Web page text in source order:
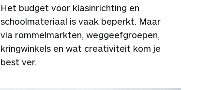
Het budget voor klasinrichting en
schoolmateriaal is vaak beperkt. Maar
via rommelmarkten, weggeefgroepen,
kringwinkels en wat creativiteit kom je
best ver.